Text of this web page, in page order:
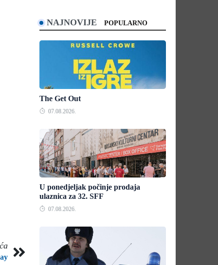
NAJNOVIJE POPULARNO
The Get Out
07.08.2026.
U ponedjeljak počinje prodaja
ulaznica za 32. SFF
07.08.2026.